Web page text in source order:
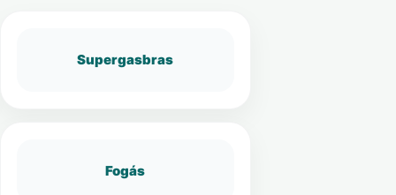
Supergasbras
Fogás